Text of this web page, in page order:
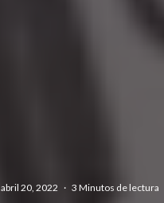
abril 20, 2022 · 3 Minutos de lectura